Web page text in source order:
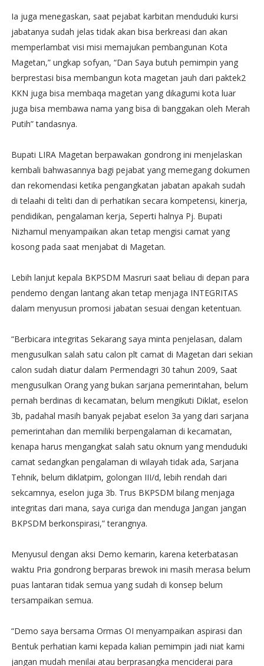
Ia juga menegaskan, saat pejabat karbitan menduduki kursi
jabatanya sudah jelas tidak akan bisa berkreasi dan akan
memperlambat visi misi memajukan pembangunan Kota
Magetan,” ungkap sofyan, “Dan Saya butuh pemimpin yang
berprestasi bisa membangun kota magetan jauh dari paktek2
KKN juga bisa membaqa magetan yang dikagumi kota luar
juga bisa membawa nama yang bisa di banggakan oleh Merah
Putih” tandasnya.
Bupati LIRA Magetan berpawakan gondrong ini menjelaskan
kembali bahwasannya bagi pejabat yang memegang dokumen
dan rekomendasi ketika pengangkatan jabatan apakah sudah
di telaahi di teliti dan di perhatikan secara kompetensi, kinerja,
pendidikan, pengalaman kerja, Seperti halnya Pj. Bupati
Nizhamul menyampaikan akan tetap mengisi camat yang
kosong pada saat menjabat di Magetan.
Lebih lanjut kepala BKPSDM Masruri saat beliau di depan para
pendemo dengan lantang akan tetap menjaga INTEGRITAS
dalam menyusun promosi jabatan sesuai dengan ketentuan.
“Berbicara integritas Sekarang saya minta penjelasan, dalam
mengusulkan salah satu calon plt camat di Magetan dari sekian
calon sudah diatur dalam Permendagri 30 tahun 2009, Saat
mengusulkan Orang yang bukan sarjana pemerintahan, belum
pernah berdinas di kecamatan, belum mengikuti Diklat, eselon
3b, padahal masih banyak pejabat eselon 3a yang dari sarjana
pemerintahan dan memiliki berpengalaman di kecamatan,
kenapa harus mengangkat salah satu oknum yang menduduki
camat sedangkan pengalaman di wilayah tidak ada, Sarjana
Tehnik, belum diklatpim, golongan III/d, lebih rendah dari
sekcamnya, eselon juga 3b. Trus BKPSDM bilang menjaga
integritas dari mana, saya curiga dan menduga Jangan jangan
BKPSDM berkonspirasi,” terangnya.
Menyusul dengan aksi Demo kemarin, karena keterbatasan
waktu Pria gondrong berparas brewok ini masih merasa belum
puas lantaran tidak semua yang sudah di konsep belum
tersampaikan semua.
“Demo saya bersama Ormas OI menyampaikan aspirasi dan
Bentuk perhatian kami kepada kalian pemimpin jadi niat kami
jangan mudah menilai atau berprasangka menciderai para